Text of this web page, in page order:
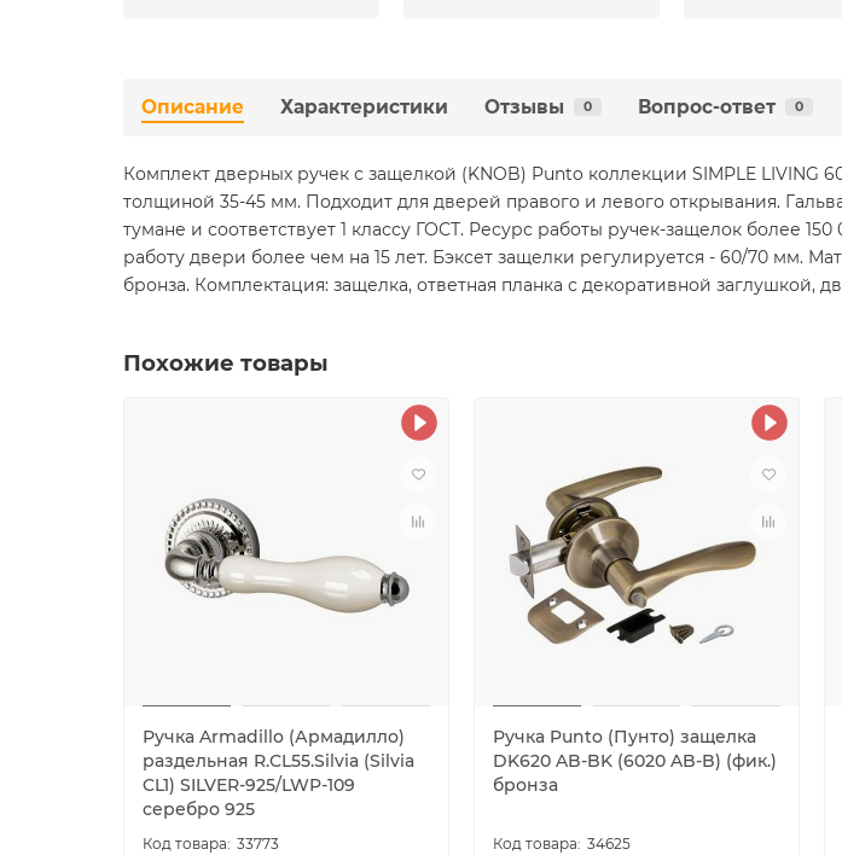
Описание Характеристики Отзывы 0 Вопрос-ответ 0
Комплект дверных ручек с защелкой (KNOB) Punto коллекции SIMPLE LIVING
толщиной 35-45 мм. Подходит для дверей правого и левого открывания.
тумане и соответствует 1 классу ГОСТ. Ресурс работы ручек-защелок более
работу двери более чем на 15 лет. Бэксет защелки регулируется - 60/70 мм.
бронза. Комплектация: защелка, ответная планка с декоративной
Похожие товары
Ручка Armadillo (Армадилло)
раздельная R.CL55.Silvia (Silvia
CL1) SILVER-925/LWP-109
серебро 925
33773
Ручка Punto (Пунто) защелка
DK620 AB-BK (6020 AB-B) (фик.)
бронза
34625